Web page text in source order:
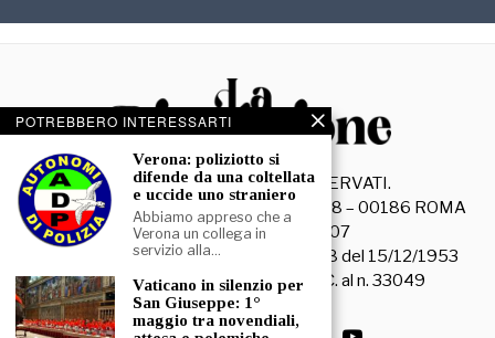
© 2026- TUTTI I DIRITTI RISERVATI.
La Discussione S.r.l. – Piazza Capranica, 78 – 00186 ROMA
C.F. e P. IVA 15045971007
Registrazione Tribunale di Roma n. 3628 del 15/12/1953
La società editrice è iscritta al R.O.C. al n. 33049
POTREBBERO INTERESSARTI
Verona: poliziotto si
difende da una coltellata
e uccide uno straniero
Abbiamo appreso che a
Verona un collega in
servizio alla…
Vaticano in silenzio per
San Giuseppe: 1°
maggio tra novendiali,